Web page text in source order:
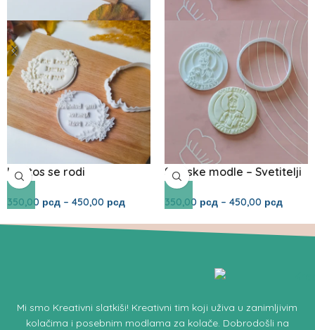
Hristos se rodi
350,00 рсд – 450,00 рсд
Slavske modle – Svetitelji
350,00 рсд – 450,00 рсд
Mi smo Kreativni slatkiši! Kreativni tim koji uživa u zanimljivim
kolačima i posebnim modlama za kolače. Dobrodošli na